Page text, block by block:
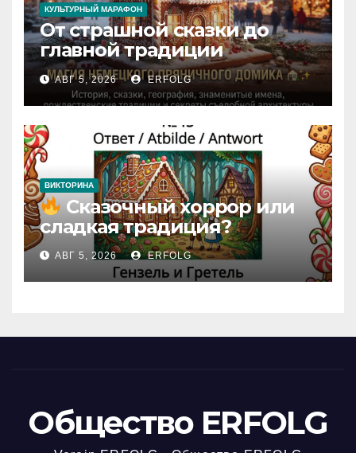
КУЛЬТУРНЫЙ МАРАФОН
От страшной сказки до
главной традиции
Рождества: секреты
немецкого пряничного
домика!
АВГ 5, 2026 ERFOLG
ВИКТОРИНА
Сказочный хоррор или
сладкая традиция?
Открываем секреты
вчерашней викторины!
АВГ 5, 2026 ERFOLG
Общество ERFOLG